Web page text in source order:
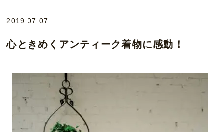
2019.07.07
心ときめくアンティーク着物に感動！